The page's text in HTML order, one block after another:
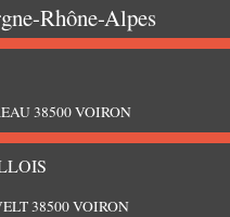
Rhône-Alpes
38500 VOIRON
38500 VOIRON